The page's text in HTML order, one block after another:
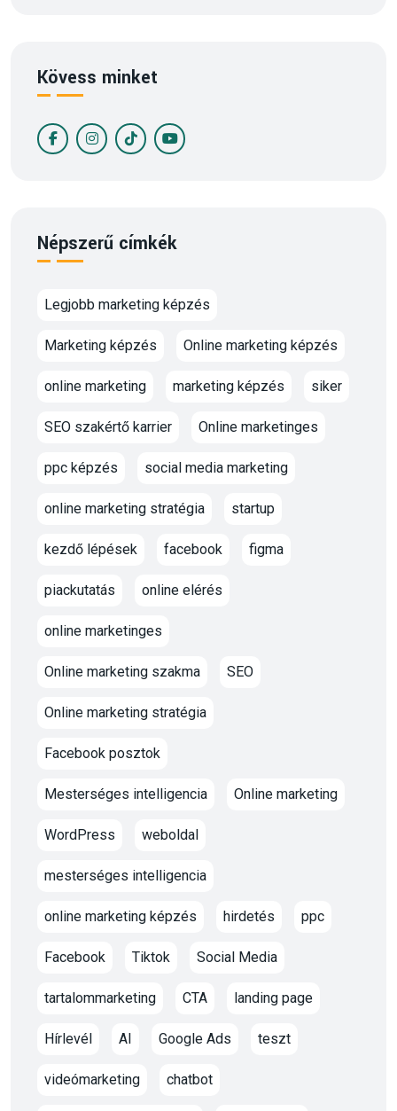
Kövess minket
Népszerű címkék
Legjobb marketing képzés
Marketing képzés Online marketing képzés
online marketing marketing képzés siker
SEO szakértő karrier Online marketinges
ppc képzés social media marketing
online marketing stratégia startup
kezdő lépések facebook figma
piackutatás online elérés
online marketinges
Online marketing szakma SEO
Online marketing stratégia
Facebook posztok
Mesterséges intelligencia Online marketing
WordPress weboldal
mesterséges intelligencia
online marketing képzés hirdetés ppc
Facebook Tiktok Social Media
tartalommarketing CTA landing page
Hírlevél AI Google Ads teszt
videómarketing chatbot